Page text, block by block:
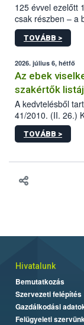
125 évvel ezelőtt
csak részben – a
állomás a Kis
tervezett új
TOVÁBB >
2026. július 6, hétfő
Az ebek
szakértők
A kedvtelésből
41/2010. (II. 26.)
sérülés, illetve
hatósági
vonni az ebek
TOVÁBB >
Hivatalunk
Bemutatkozás
Szervezeti felépítés
Gazdálkodási
Felügyeleti